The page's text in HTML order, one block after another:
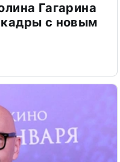
Гагарина
с новым